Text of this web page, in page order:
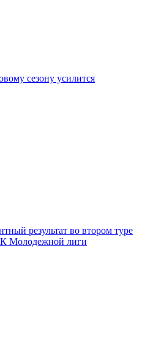
сезону усилится
результат во втором туре
Молодежной лиги